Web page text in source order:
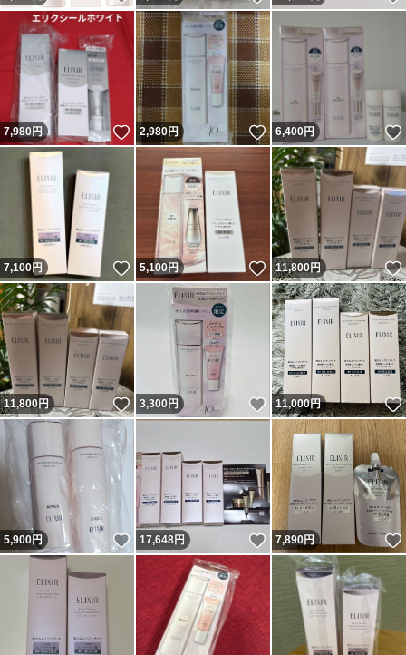
7,980円 いいね！
2,980円 いいね！
6,400円
7,100円 いいね！
5,100円 いいね！
11,800円
11,800円 いいね！
3,300円 いいね！
11,000円
5,900円 いいね！
17,648円 いいね！
7,890円